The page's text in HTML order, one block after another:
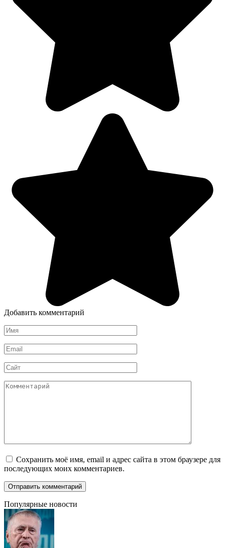
Добавить комментарий
Имя
*
Email
*
Сайт
Комментарий
Сохранить моё имя, email и адрес сайта в этом браузере для
последующих моих комментариев.
Популярные новости